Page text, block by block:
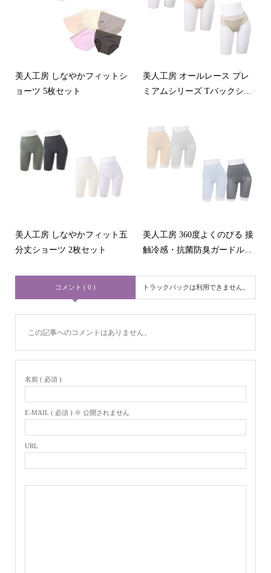
美人工房 しなやかフィットシ
ョーツ 5枚セット
美人工房 オールレース プレ
ミアムシリーズ Tバックシ...
美人工房 しなやかフィット五
分丈ショーツ 2枚セット
美人工房 360度よくのびる 接
触冷感・抗菌防臭ガードル...
コメント ( 0 ) トラックバックは利用できません。
この記事へのコメントはありません。
名前 ( 必須 )
E-MAIL ( 必須 ) ※ 公開されません
URL